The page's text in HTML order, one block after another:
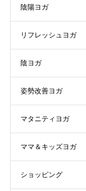
陰陽ヨガ
リフレッシュヨガ
陰ヨガ
姿勢改善ヨガ
マタニティヨガ
ママ＆キッズヨガ
ショッピング